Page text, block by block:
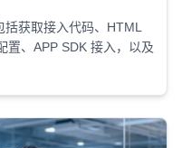
获取接入代码、HTML
置、APP SDK 接入，以及